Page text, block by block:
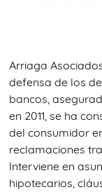
Arriaga
defensa de los
bancos,
en 2011, se ha
del consumidor
reclamaciones
Interviene en
hipotecarios,